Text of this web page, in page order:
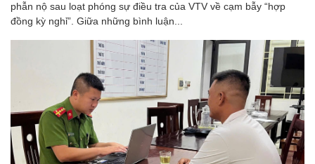
phẫn nộ sau loạt phóng sự điều tra của VTV về cạm bẫy “hợp
đồng kỳ nghỉ”. Giữa những bình luận...